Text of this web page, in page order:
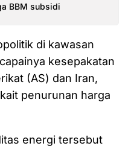
BBM subsidi
di kawasan
kesepakatan
(AS) dan Iran,
penurunan harga
energi tersebut